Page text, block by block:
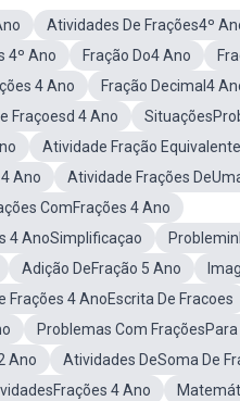
Atividades De Frações4º
4º Ano Fração Do4 Ano
4 Ano
Fração Decimal4
Fraçoesd 4 Ano
Atividade Fração
Ano
Atividade Frações
ComFrações 4 Ano
4 AnoSimplificaçao
Adição DeFração 5 Ano
Frações 4 AnoEscrita De Fracoes
Problemas Com FraçõesPara
Ano
Atividades DeSoma De
4 Ano